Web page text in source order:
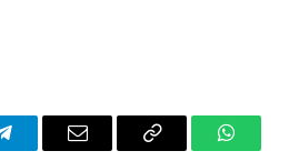
TelegramEmail
Copy